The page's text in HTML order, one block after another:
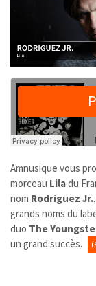
Amnusique vous
morceau Liladu
nom Rodriguez Jr.
grands noms du
duo The
un grand succès.